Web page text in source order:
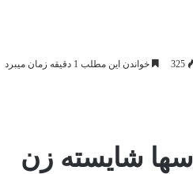
325 خواندن این مطلب 1 دقیقه زمان میبرد
شایسته زن